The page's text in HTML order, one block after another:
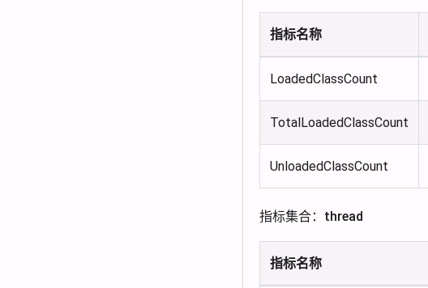
指标名称
LoadedClassCount
TotalLoadedClassCount
UnloadedClassCount
指标集合：thread
指标名称